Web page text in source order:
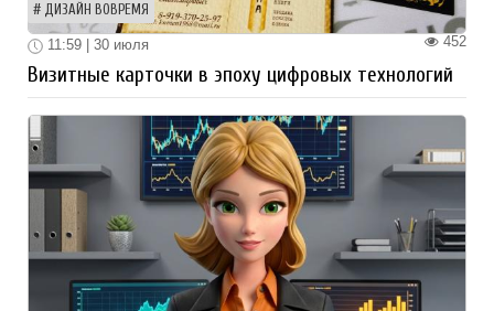
ДИЗАЙН ВОВРЕМЯ
452
11:59 | 30 июля
Визитные карточки в эпоху цифровых технологий